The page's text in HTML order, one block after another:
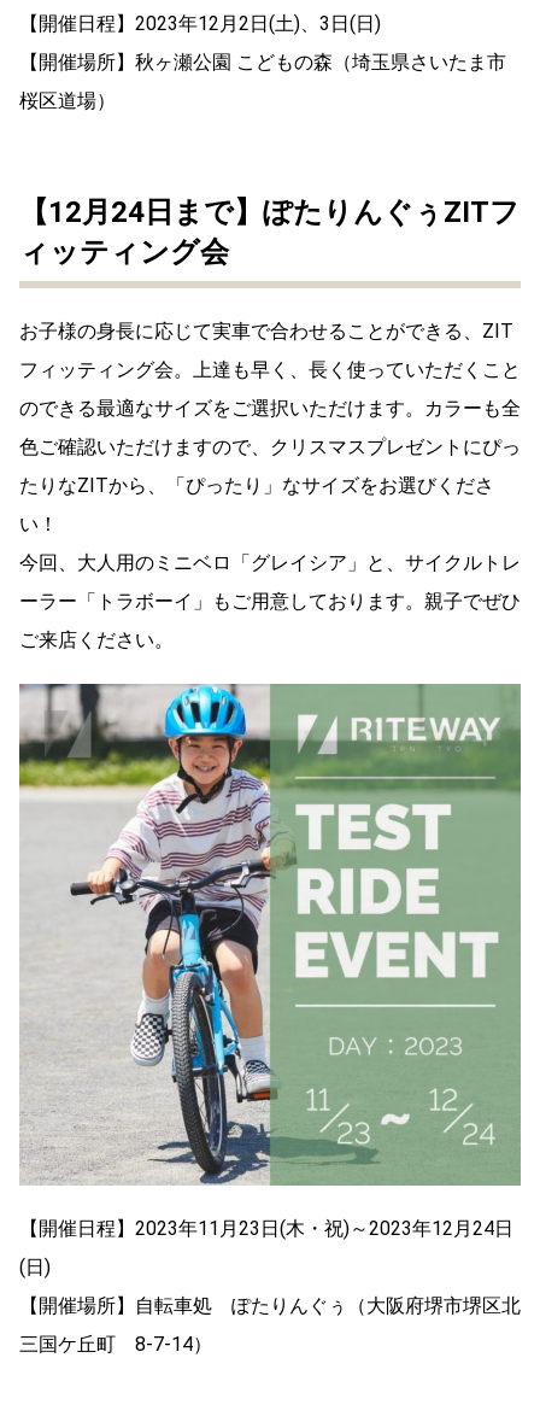
【開催日程】2023年12月2日(土)、3日(日)
【開催場所】秋ヶ瀬公園 こどもの森（埼玉県さいたま市
桜区道場）
【12月24日まで】ぽたりんぐぅZITフ
ィッティング会
お子様の身長に応じて実車で合わせることができる、ZIT
フィッティング会。上達も早く、長く使っていただくこと
のできる最適なサイズをご選択いただけます。カラーも全
色ご確認いただけますので、クリスマスプレゼントにぴっ
たりなZITから、「ぴったり」なサイズをお選びくださ
い！
今回、大人用のミニベロ「グレイシア」と、サイクルトレ
ーラー「トラボーイ」もご用意しております。親子でぜひ
ご来店ください。
【開催日程】2023年11月23日(木・祝)～2023年12月24日
(日)
【開催場所】自転車処 ぽたりんぐぅ（大阪府堺市堺区北
三国ケ丘町 8-7-14）